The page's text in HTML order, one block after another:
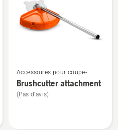
plus
de
détails
Accessoires pour coupe-
bordures et débroussailleuses
Combi
Brushcutter attachment
(Pas d'avis)